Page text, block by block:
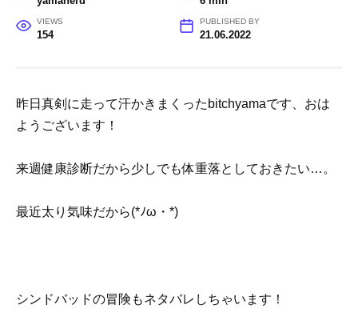
VIEWS
154
PUBLISHED BY
21.06.2022
昨日真剣に走って汗かきまくったbitchyamaです、おは
ようございます！
来週健康診断だから少しでも体重落としておきたい…。
最近太り気味だから(*ﾉω・*)
シンドバッドの冒険もネタバレしちゃいます！